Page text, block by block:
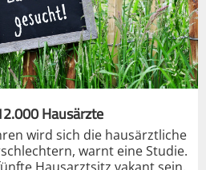
Hausärzte
wird sich die hausärztliche
warnt eine Studie.